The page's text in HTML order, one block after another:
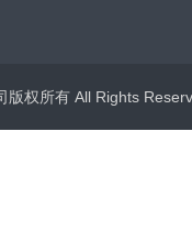
版权所有 All Rights